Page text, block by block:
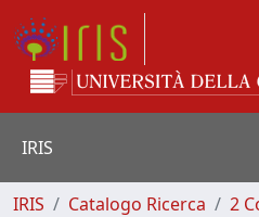
IRIS
IRIS Catalogo Ricerca
2